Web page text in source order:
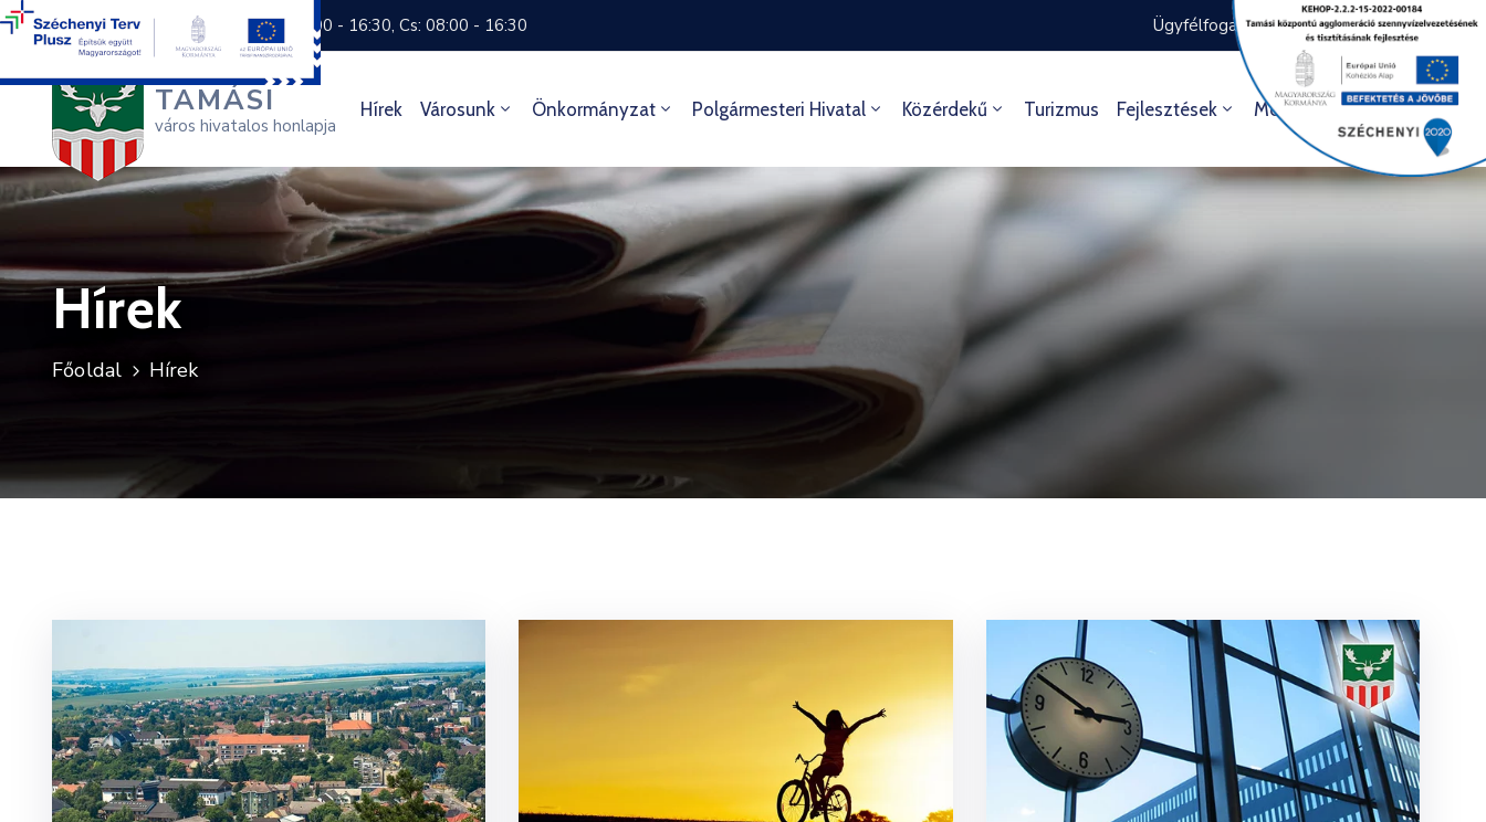
+36 74 570 800 H: 8:00 - 16:30, Cs: 08:00 - 16:30 Ügyfélfogadás rendje Ügyintézés
TAMÁSI
város hivatalos honlapja
Hírek Városunk Önkormányzat Polgármesteri Hivatal Közérdekű Turizmus Fejlesztések Média Kultúra
Hírek
Főoldal Hírek